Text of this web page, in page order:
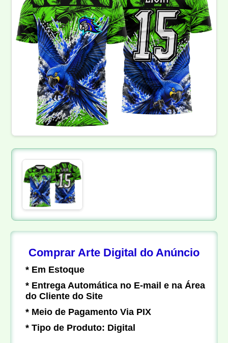
Comprar Arte Digital do Anúncio
* Em Estoque
* Entrega Automática no E-mail e na Área
do Cliente do Site
* Meio de Pagamento Via PIX
* Tipo de Produto: Digital